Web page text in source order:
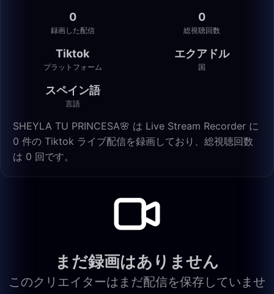
0
録画した配信
0
総視聴回数
Tiktok
プラットフォーム
エクアドル
国
スペイン語
言語
SHEYLA TU PRINCESA🌸 は Live Stream Recorder に
0 件の Tiktok ライブ配信を録画しており、総視聴回数
は 0 回です。
まだ録画はありません
このクリエイターはまだ配信を保存していませ